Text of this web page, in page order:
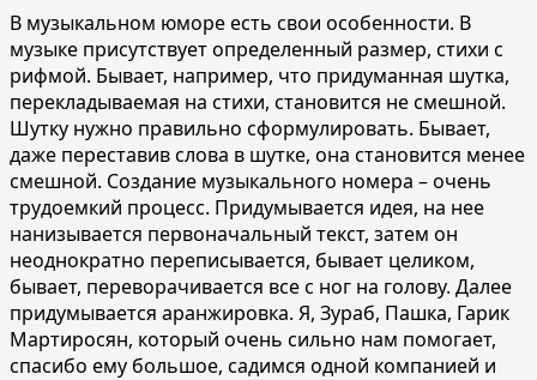
В музыкальном юморе есть свои особенности. В
музыке присутствует определенный размер, стихи с
рифмой. Бывает, например, что придуманная шутка,
перекладываемая на стихи, становится не смешной.
Шутку нужно правильно сформулировать. Бывает,
даже переставив слова в шутке, она становится менее
смешной. Создание музыкального номера – очень
трудоемкий процесс. Придумывается идея, на нее
нанизывается первоначальный текст, затем он
неоднократно переписывается, бывает целиком,
бывает, переворачивается все с ног на голову. Далее
придумывается аранжировка. Я, Зураб, Пашка, Гарик
Мартиросян, который очень сильно нам помогает,
спасибо ему большое, садимся одной компанией и